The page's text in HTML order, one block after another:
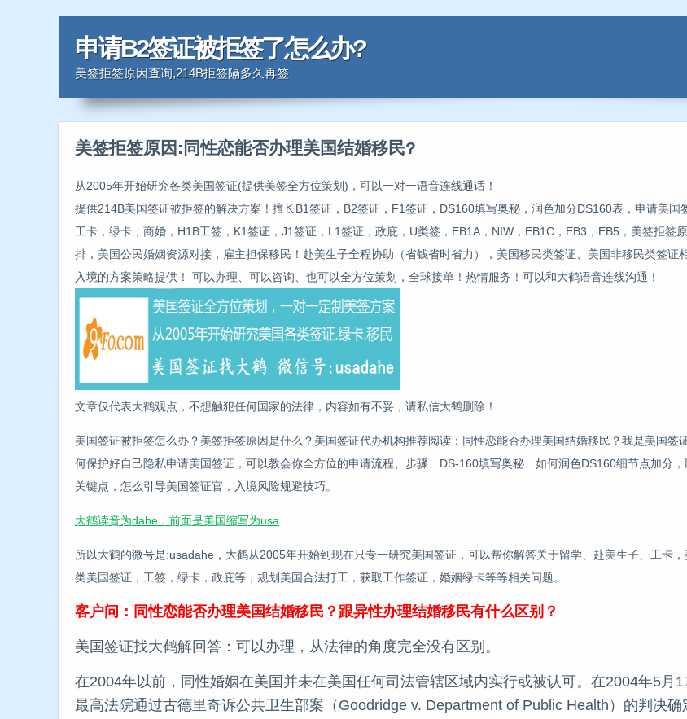
申请B2签证被拒签了怎么办?
美签拒签原因查询,214B拒签隔多久再签
美签拒签原因:同性恋能否办理美国结婚移民?
从2005年开始研究各类美国签证(提供美签全方位策划)，可以一对一语音连线通话！
提供214B美国签证被拒签的解决方案！擅长B1签证，B2签证，F1签证，DS160填写奥秘，润色加分DS160表，申请美国
工卡，绿卡，商婚，H1B工签，K1签证，J1签证，L1签证，政庇，U类签，EB1A，NIW，EB1C，EB3，EB5，美签拒签
排，美国公民婚姻资源对接，雇主担保移民！赴美生子全程协助（省钱省时省力），美国移民类签证、美国非移民类签证
入境的方案策略提供！ 可以办理、可以咨询、也可以全方位策划，全球接单！热情服务！可以和大鹤语音连线沟通！
文章仅代表大鹤观点，不想触犯任何国家的法律，内容如有不妥，请私信大鹤删除！
美国签证被拒签怎么办？美签拒签原因是什么？美国签证代办机构推荐阅读：同性恋能否办理美国结婚移民？我是美国签
何保护好自己隐私申请美国签证，可以教会你全方位的申请流程、步骤、DS-160填写奥秘、如何润色DS160细节点加分
关键点，怎么引导美国签证官，入境风险规避技巧。
大鹤读音为dahe，前面是美国缩写为usa
所以大鹤的微号是:usadahe，大鹤从2005年开始到现在只专一研究美国签证，可以帮你解答关于留学、赴美生子、工卡
类美国签证，工签，绿卡，政庇等，规划美国合法打工，获取工作签证，婚姻绿卡等等相关问题。
客户问：同性恋能否办理美国结婚移民？跟异性办理结婚移民有什么区别？
美国签证找大鹤解回答：可以办理，从法律的角度完全没有区别。
在2004年以前，同性婚姻在美国并未在美国任何司法管辖区域内实行或被认可。在2004年5月
最高法院通过古德里奇诉公共卫生部案（Goodridge v. Department of Public Health）的判决确